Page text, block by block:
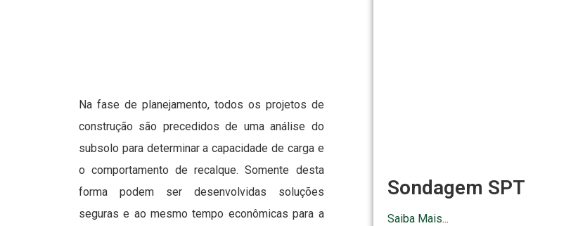
Na fase de planejamento, todos os projetos de
construção são precedidos de uma análise do
subsolo para determinar a capacidade de carga e
o comportamento de recalque. Somente desta
forma podem ser desenvolvidas soluções
seguras e ao mesmo tempo econômicas para a
Sondagem SPT
Saiba Mais...